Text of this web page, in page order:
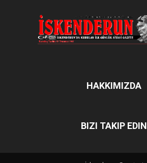
HAKKIMIZDA
BIZI TAKIP EDIN